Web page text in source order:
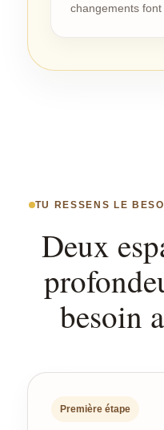
changements font
TU RESSENS LE
Deux
besoin
Première étape